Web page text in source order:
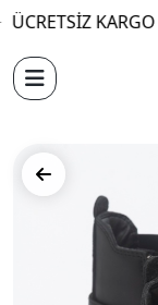
ÜCRETSİZ KARGO